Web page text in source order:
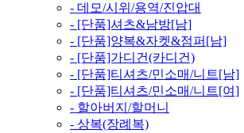
- 데모/시위/용역/진압대
- [단품]셔츠&남방[남]
- [단품]양복&자켓&점퍼[남]
- [단품]가디건(카디건)
- [단품]티셔츠/민소매/니트[남]
- [단품]티셔츠/민소매/니트[여]
- 할아버지/할머니
- 상복(장례복)